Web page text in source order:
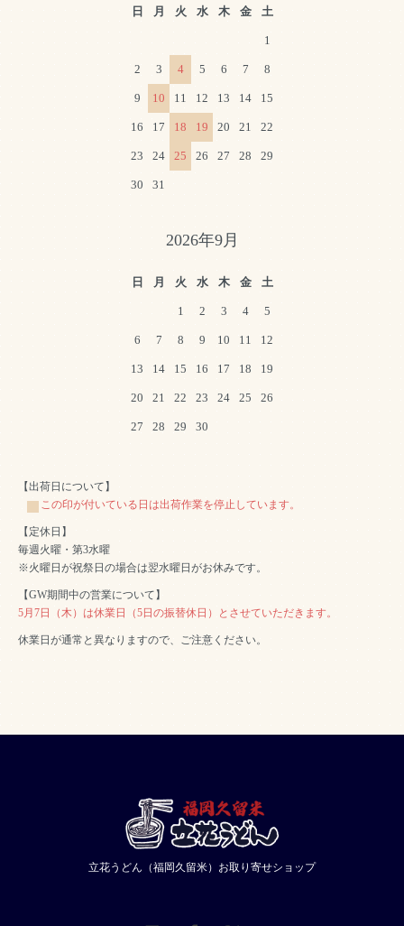
日 月 火 水 木 金 土
1
2 3 4 5 6 7 8
9 10 11 12 13 14 15
16 17 18 19 20 21 22
23 24 25 26 27 28 29
30 31
2026年9月
日 月 火 水 木 金 土
1 2 3 4 5
6 7 8 9 10 11 12
13 14 15 16 17 18 19
20 21 22 23 24 25 26
27 28 29 30
【出荷日について】
この印が付いている日は出荷作業を停止しています。
【定休日】
毎週火曜・第3水曜
※火曜日が祝祭日の場合は翌水曜日がお休みです。
【GW期間中の営業について】
5月7日（木）は休業日（5日の振替休日）とさせていただきます。
休業日が通常と異なりますので、ご注意ください。
立花うどん（福岡久留米）お取り寄せショップ